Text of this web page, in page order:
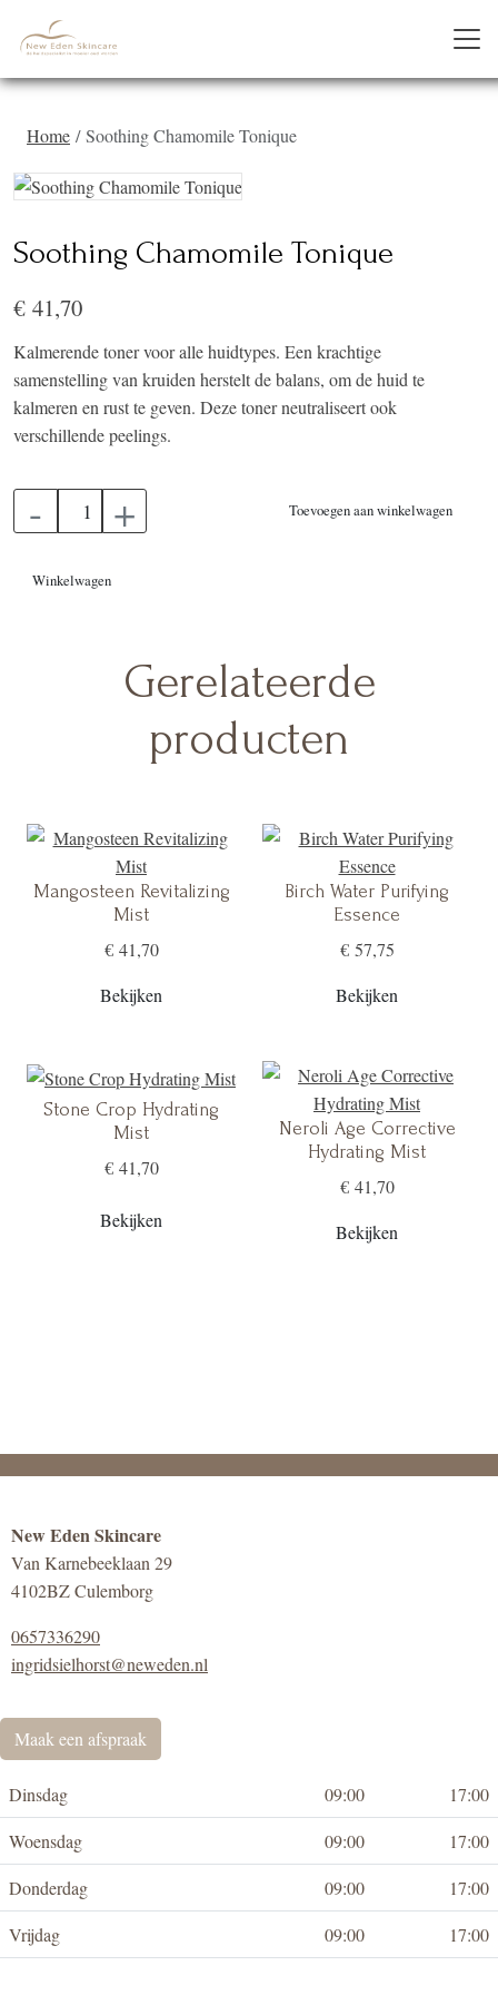
Home Soothing Chamomile Tonique
Soothing Chamomile Tonique
€ 41,70
Kalmerende toner voor alle huidtypes. Een krachtige
samenstelling van kruiden herstelt de balans, om de huid te
kalmeren en rust te geven. Deze toner neutraliseert ook
verschillende peelings.
- + Toevoegen aan winkelwagen
Winkelwagen
Gerelateerde
producten
Mangosteen Revitalizing
Mist
€ 41,70
Bekijken
Birch Water Purifying
Essence
€ 57,75
Bekijken
Stone Crop Hydrating
Mist
€ 41,70
Bekijken
Neroli Age Corrective
Hydrating Mist
€ 41,70
Bekijken
New Eden Skincare
Van Karnebeeklaan 29
4102BZ Culemborg
0657336290
ingridsielhorst@neweden.nl
Maak een afspraak
Dinsdag 09:00
17:00
Woensdag
09:00
17:00
Donderdag
09:00
17:00
Vrijdag
09:00 17:00